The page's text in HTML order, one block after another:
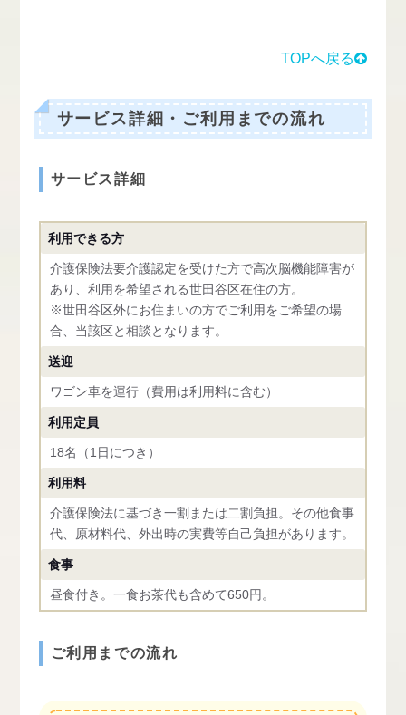
TOPへ戻る
サービス詳細・ご利用までの流れ
サービス詳細
利用できる方
介護保険法要介護認定を受けた方で高次脳機能障害が
あり、利用を希望される世田谷区在住の方。
※世田谷区外にお住まいの方でご利用をご希望の場
合、当該区と相談となります。
送迎
ワゴン車を運行（費用は利用料に含む）
利用定員
18名（1日につき）
利用料
介護保険法に基づき一割または二割負担。その他食事
代、原材料代、外出時の実費等自己負担があります。
食事
昼食付き。一食お茶代も含めて650円。
ご利用までの流れ